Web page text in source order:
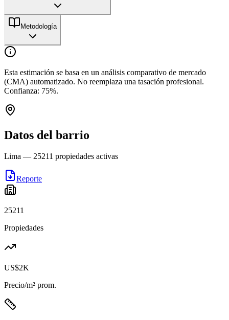
Metodología
Esta estimación se basa en un análisis comparativo de mercado
(CMA) automatizado. No reemplaza una tasación profesional.
Confianza: 75%.
Datos del barrio
Lima — 25211 propiedades activas
Reporte
25211
Propiedades
US$2K
Precio/m² prom.